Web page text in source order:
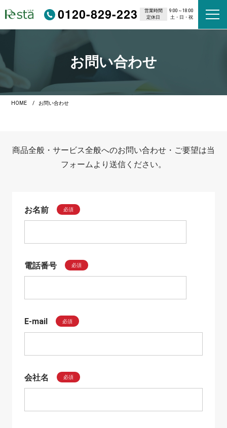
0120-829-223 営業時間
9:00～18:00
定休日
土・日・祝
お問い合わせ
HOME お問い合わせ
商品全般・サービス全般へのお問い合わせ・ご要望は当
フォームより送信ください。
お名前 必須
電話番号 必須
E-mail 必須
会社名 必須